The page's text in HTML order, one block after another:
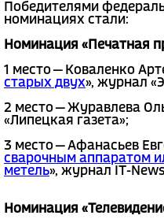
Победителями
номинациях стали:
Номинация «Печатная
1 место — Коваленко
старых двух», журнал
2 место — Журавлева
«Липецкая газета»;
3 место — Афанасьев
сварочным аппаратом
метель», журнал IT-
Номинация